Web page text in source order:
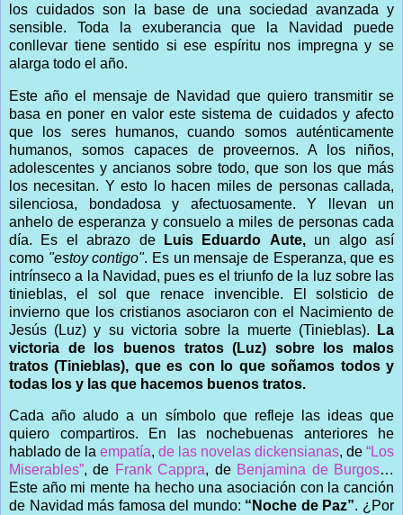
los cuidados son la base de una sociedad avanzada y
sensible. Toda la exuberancia que la Navidad puede
conllevar tiene sentido si ese espíritu nos impregna y se
alarga todo el año.
Este año el mensaje de Navidad que quiero transmitir se
basa en poner en valor este sistema de cuidados y afecto
que los seres humanos, cuando somos auténticamente
humanos, somos capaces de proveernos. A los niños,
adolescentes y ancianos sobre todo, que son los que más
los necesitan. Y esto lo hacen miles de personas callada,
silenciosa, bondadosa y afectuosamente. Y llevan un
anhelo de esperanza y consuelo a miles de personas cada
día. Es el abrazo de
Luis Eduardo Aute,un algo así
como "estoy contigo". Es un mensaje de Esperanza, que es
intrínseco a la Navidad, pues es el triunfo de la luz sobre las
tinieblas, el sol que renace invencible. El solsticio de
invierno que los cristianos asociaron con el Nacimiento de
Jesús (Luz) y su victoria sobre la muerte (Tinieblas). La
victoria de los buenos tratos (Luz) sobre los malos
tratos (Tinieblas), que es con lo que soñamos todos y
todas los y las que hacemos buenos tratos.
Cada año aludo a un símbolo que refleje las ideas que
quiero compartiros. En las nochebuenas anteriores he
hablado de la empatía, de las novelas dickensianas, de “Los
Miserables”, de Frank Cappra, de Benjamina de Burgos…
Este año mi mente ha hecho una asociación con la canción
de Navidad más famosa del mundo: “Noche de Paz”. ¿Por